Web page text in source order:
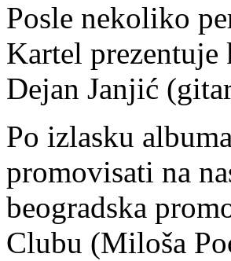
Posle nekoliko
Kartel
Dejan Janjić
Po izlasku albuma
promovisati na
beogradska
Clubu (Miloša